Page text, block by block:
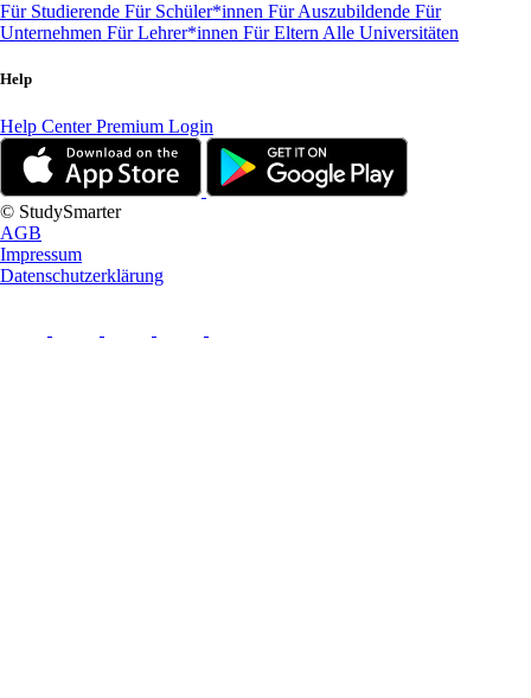
Für Studierende Für Schüler*innen Für Auszubildende Für
Unternehmen Für Lehrer*innen Für Eltern Alle Universitäten
Help
Help CenterPremium Login
© StudySmarter
AGB
Impressum
Datenschutzerklärung